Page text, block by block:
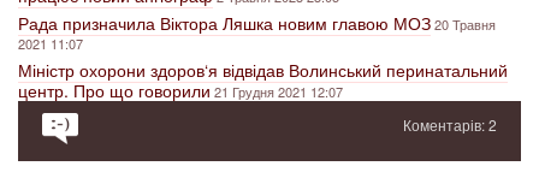
Рада призначила Віктора Ляшка новим главою МОЗ20 Травня
2021 11:07
Міністр охорони здоров‘я відвідав Волинський перинатальний
центр. Про що говорили21 Грудня 2021 12:07
Коментарів: 2